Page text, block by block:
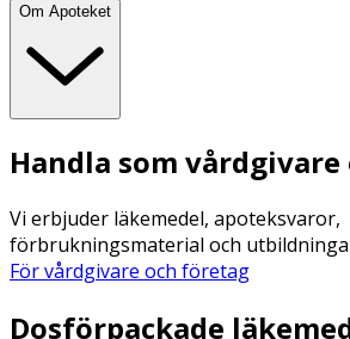
Om Apoteket
Handla som
Vi erbjuder läkemedel, apoteksvaror,
förbrukningsmaterial och
För vårdgivare och företag
Dosförpackade